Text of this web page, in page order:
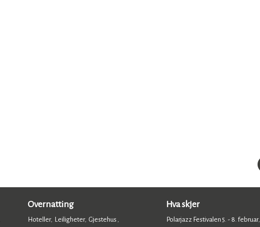
Overnatting
Hoteller, Leiligheter, Gjestehus ,
Hva skjer
Polarjazz Festivalen 5. - 8. februar,